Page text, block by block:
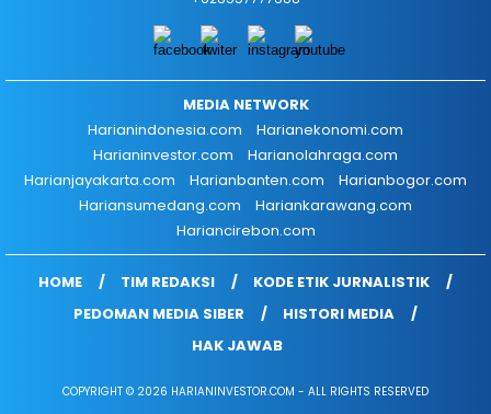
MEDIA NETWORK
Harianindonesia.com
Harianekonomi.com
Harianinvestor.com
Harianolahraga.com
Harianjayakarta.com
Harianbanten.com
Harianbogor.com
Hariansumedang.com
Hariankarawang.com
Hariancirebon.com
HOME TIM REDAKSI
KODE ETIK JURNALISTIK
PEDOMAN MEDIA SIBER
HISTORI MEDIA
HAK JAWAB
COPYRIGHT © 2026 HARIANINVESTOR.COM - ALL RIGHTS RESERVED